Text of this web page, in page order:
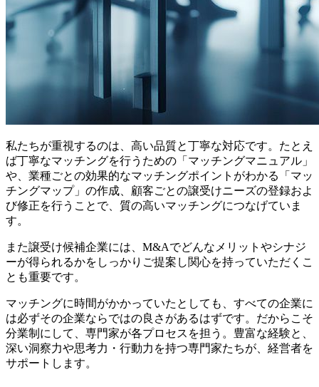
私たちが重視するのは、高い品質と丁寧な対応です。たとえ
ば丁寧なマッチングを行うための「マッチングマニュアル」
や、業種ごとの効果的なマッチングポイントがわかる「マッ
チングマップ」の作成、顧客ごとの譲受けニーズの登録およ
び修正を行うことで、質の高いマッチングにつなげていま
す。
また譲受け候補企業には、M&Aでどんなメリットやシナジ
ーが得られるかをしっかりご提案し関心を持っていただくこ
とも重要です。
マッチングに時間がかかっていたとしても、すべての企業に
は必ずその企業ならではの良さがあるはずです。だからこそ
分業制にして、専門家が各プロセスを担う。豊富な経験と、
深い洞察力や思考力・行動力を持つ専門家たちが、経営者を
サポートします。